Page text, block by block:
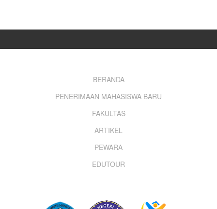
BERANDA
PENERIMAAN MAHASISWA BARU
FAKULTAS
ARTIKEL
PEWARA
EDUTOUR